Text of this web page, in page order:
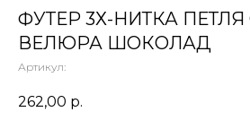
ФУТЕР 3Х-НИТКА
ВЕЛЮРА ШОКОЛАД
Артикул:
262,00 р.